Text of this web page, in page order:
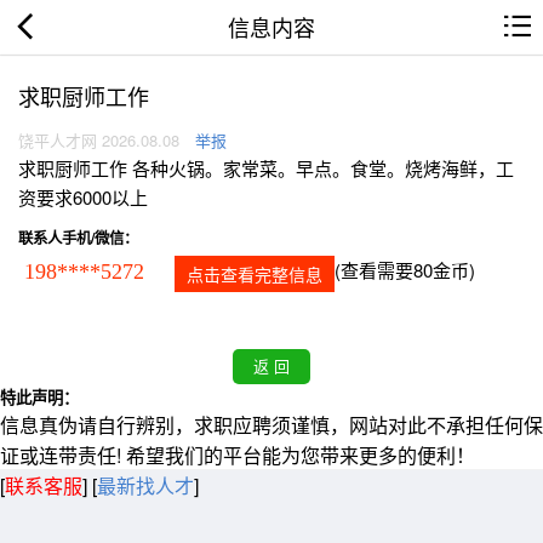
信息内容
求职厨师工作
饶平人才网 2026.08.08 举报
求职厨师工作 各种火锅。家常菜。早点。食堂。烧烤海鲜，工
资要求6000以上
联系人手机/微信：
198****5272 点击查看完整信息 (查看需要80金币)
特此声明：
信息真伪请自行辨别，求职应聘须谨慎，网站对此不承担任何保
证或连带责任! 希望我们的平台能为您带来更多的便利！
[联系客服] [最新找人才]